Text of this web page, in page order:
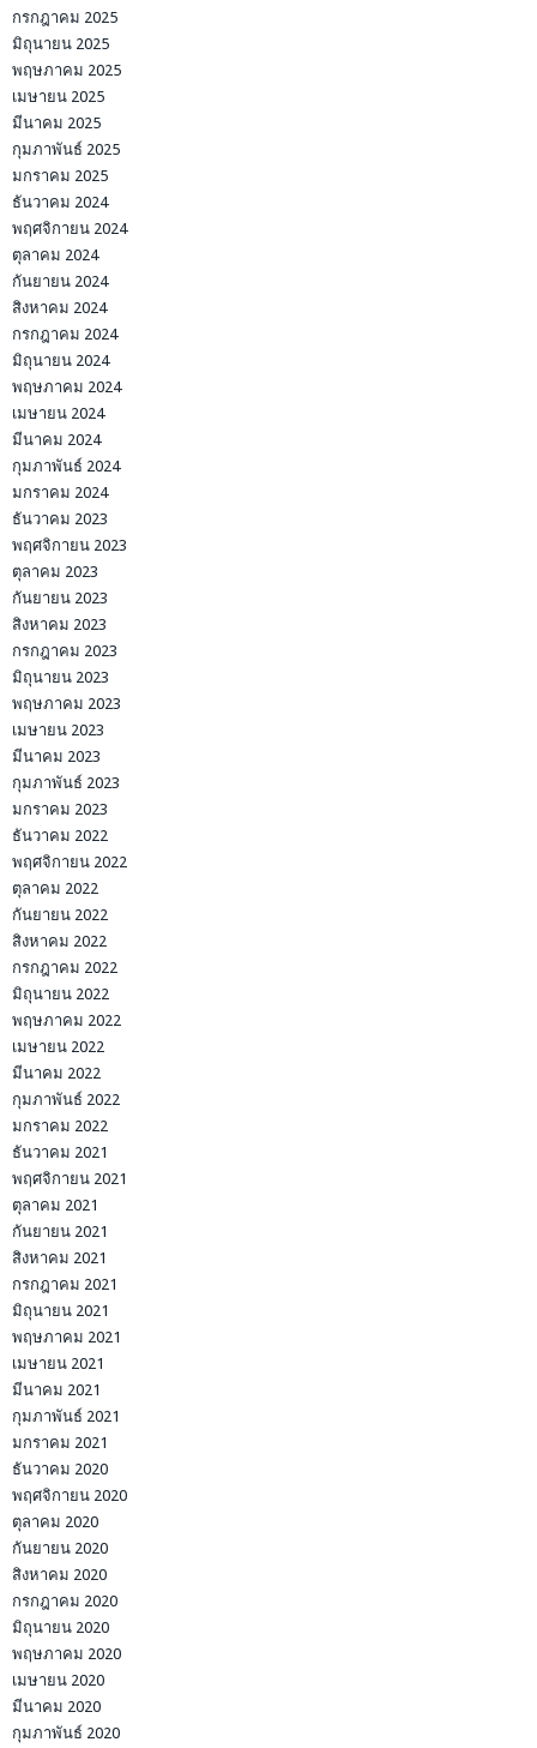
กรกฎาคม 2025
มิถุนายน 2025
พฤษภาคม 2025
เมษายน 2025
มีนาคม 2025
กุมภาพันธ์ 2025
มกราคม 2025
ธันวาคม 2024
พฤศจิกายน 2024
ตุลาคม 2024
กันยายน 2024
สิงหาคม 2024
กรกฎาคม 2024
มิถุนายน 2024
พฤษภาคม 2024
เมษายน 2024
มีนาคม 2024
กุมภาพันธ์ 2024
มกราคม 2024
ธันวาคม 2023
พฤศจิกายน 2023
ตุลาคม 2023
กันยายน 2023
สิงหาคม 2023
กรกฎาคม 2023
มิถุนายน 2023
พฤษภาคม 2023
เมษายน 2023
มีนาคม 2023
กุมภาพันธ์ 2023
มกราคม 2023
ธันวาคม 2022
พฤศจิกายน 2022
ตุลาคม 2022
กันยายน 2022
สิงหาคม 2022
กรกฎาคม 2022
มิถุนายน 2022
พฤษภาคม 2022
เมษายน 2022
มีนาคม 2022
กุมภาพันธ์ 2022
มกราคม 2022
ธันวาคม 2021
พฤศจิกายน 2021
ตุลาคม 2021
กันยายน 2021
สิงหาคม 2021
กรกฎาคม 2021
มิถุนายน 2021
พฤษภาคม 2021
เมษายน 2021
มีนาคม 2021
กุมภาพันธ์ 2021
มกราคม 2021
ธันวาคม 2020
พฤศจิกายน 2020
ตุลาคม 2020
กันยายน 2020
สิงหาคม 2020
กรกฎาคม 2020
มิถุนายน 2020
พฤษภาคม 2020
เมษายน 2020
มีนาคม 2020
กุมภาพันธ์ 2020